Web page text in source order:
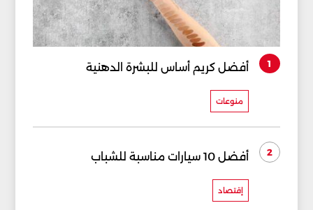
1 أفضل كريم أساس للبشرة الدهنية
منوعات
2 أفضل 10 سيارات مناسبة للشباب
إقتصاد